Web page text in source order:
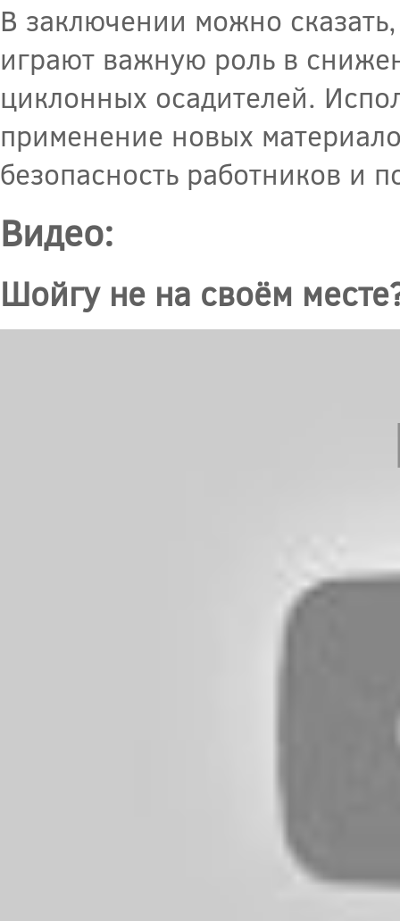
В заключении можно
играют важную роль в
циклонных осадителей.
применение новых
безопасность работников и
Видео:
Шойгу не на своём